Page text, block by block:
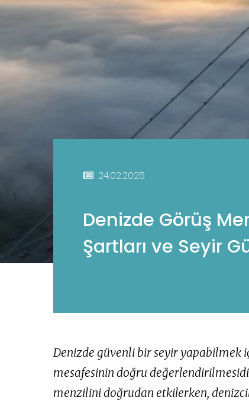
24.02.2025
Denizde Görüş
Şartları ve Seyir
Denizde güvenli bir seyir yapabilmek
mesafesinin doğru
menzilini doğrudan etkilerken,